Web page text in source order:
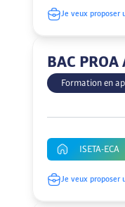
Je veux proposer
BAC
Formation en
ISETA-ECA
Je veux proposer